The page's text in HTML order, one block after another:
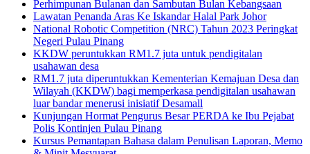
Perhimpunan Bulanan dan Sambutan Bulan Kebangsaan
Lawatan Penanda Aras Ke Iskandar Halal Park Johor
National Robotic Competition (NRC) Tahun 2023 Peringkat
Negeri Pulau Pinang
KKDW peruntukkan RM1.7 juta untuk pendigitalan
usahawan desa
RM1.7 juta diperuntukkan Kementerian Kemajuan Desa dan
Wilayah (KKDW) bagi memperkasa pendigitalan usahawan
luar bandar menerusi inisiatif Desamall
Kunjungan Hormat Pengurus Besar PERDA ke Ibu Pejabat
Polis Kontinjen Pulau Pinang
Kursus Pemantapan Bahasa dalam Penulisan Laporan, Memo